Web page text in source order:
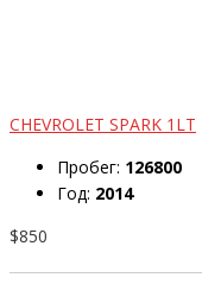
CHEVROLET SPARK 1LT
Пробег: 126800
Год: 2014
$850